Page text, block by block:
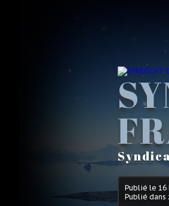
Publié le 16
Publié dans :